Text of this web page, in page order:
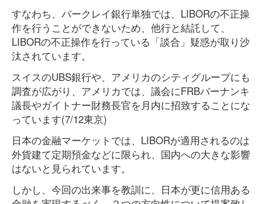
すなわち、バークレイ銀行単独では、LIBORの不正操
作を行うことができないため、他行と結託して、
LIBORの不正操作を行っている「談合」疑惑が取り沙
汰されています。
スイスのUBS銀行や、アメリカのシティグループにも
調査が広がり、アメリカでは、議会にFRBバーナンキ
議長やガイトナー財務長官を月内に招致することにな
っています(7/12東京)
日本の金融マーケットでは、LIBORが適用されるのは
外貨建て定期預金などに限られ、国内への大きな影響
はないと見られています。
しかし、今回の出来事を教訓に、日本が更に信用ある